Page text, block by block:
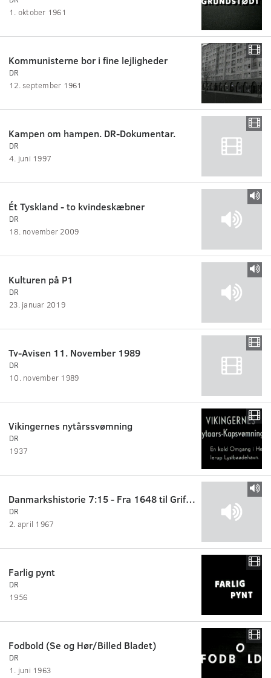
1. oktober 1961
Kommunisterne bor i fine lejligheder
DR
12. september 1961
Kampen om hampen. DR-Dokumentar.
DR
4. juni 1997
Ét Tyskland - to kvindeskæbner
DR
18. november 2009
Kulturen på P1
DR
23. januar 2019
Tv-Avisen 11. November 1989
DR
10. november 1989
Vikingernes nytårssvømning
DR
1937
Danmarkshistorie 7:15 - Fra 1648 til Griffenfelds fald
DR
2. april 1967
Farlig pynt
DR
1956
Fodbold (Se og Hør/Billed Bladet)
DR
1. juni 1963